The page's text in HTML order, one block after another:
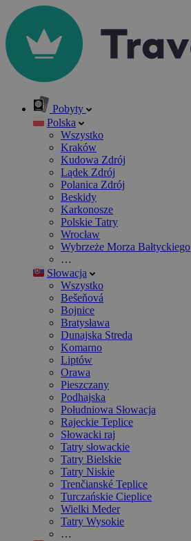
Pobyty
Polska
Wszystko
Kraków
Kudowa Zdrój
Lądek Zdrój
Polanica Zdrój
Beskidy
Karkonosze
Polskie Tatry
Wrocław
Wybrzeże Morza Bałtyckiego
…
Słowacja
Wszystko
Bešeňová
Bojnice
Bratysława
Dunajska Streda
Komarno
Liptów
Orawa
Pieszczany
Podhajska
Południowa Słowacja
Rajeckie Teplice
Słowacki raj
Tatry słowackie
Tatry Bielskie
Tatry Niskie
Trenčianské Teplice
Turczańskie Cieplice
Wielki Meder
Tatry Wysokie
…